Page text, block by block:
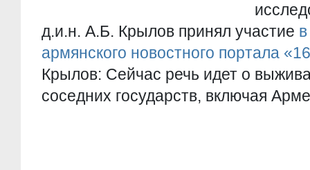
д.и.н. А.Б. Крылов принял участие
армянского новостного портала
Крылов: Сейчас речь идет о
соседних государств, включая